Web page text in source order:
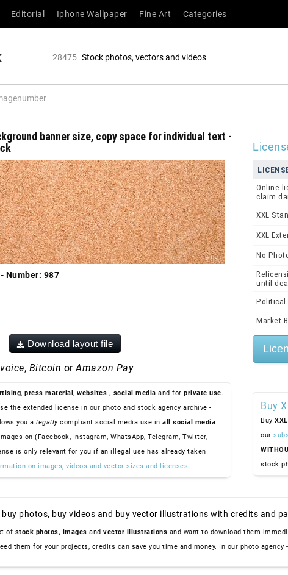
Editorial Iphone Wallpaper Fine Art Categories
28475 Stock photos, vectors and videos
banner size, copy space for individual text -
- Number: 987
Download layout file
, Bitcoin or Amazon Pay
, press material , websites , social media and for private use.
the extended license in our photo and stock agency archive -
you a legallycompliant social media use in all social media
on (Facebook, Instagram, WhatsApp, Telegram, Twitter,
is only relevant for you if an illegal use has already taken
on images, videos and vector sizes and licenses
Online
claim
XXL
XXL
No
until
Political
Market
Buy
Buy
our
stock
buy photos, buy videos and buy vector illustrations with credits and
of stock photos, images and vector illustrations and want to download them
them for your projects, credits can save you time and money. In our photo